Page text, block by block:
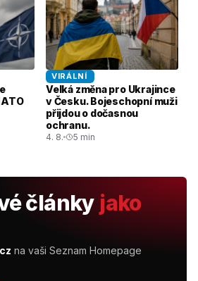
VIRÁLNÍ
Velká změna pro Ukrajince
v Česku. Bojeschopní muži
přijdou o dočasnou
ochranu.
4. 8. 5 min
články jako
na vaši Seznam Homepage